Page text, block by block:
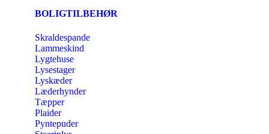
BOLIGTILBEHØR
Skraldespande
Lammeskind
Lygtehuse
Lysestager
Lyskæder
Læderhynder
Tæpper
Plaider
Pyntepuder